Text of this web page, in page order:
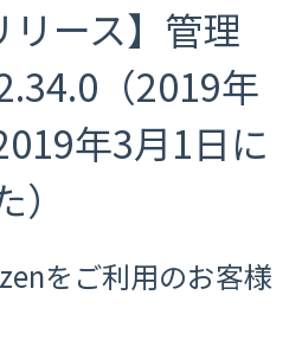
リース】管理
（2019年
年3月1日に
をご利用のお客様